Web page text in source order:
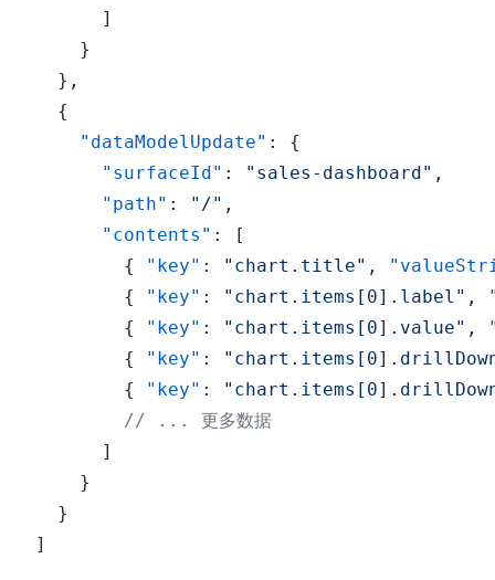
]
}
} ,
{
"dataModelUpdate" :
{
"surfaceId" : "sales-dashboard" ,
"path" : "/" ,
"contents" :
[
{
"key" : "chart.title" ,
{
"key" : "chart.items[0].label" ,
{
"key" : "chart.items[0].value" ,
{
"key" :
{
"key" :
// ... 更多数据
]
}
}
]